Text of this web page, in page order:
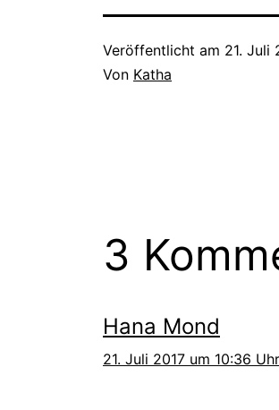
Veröffentlicht am 21. Juli
Von Katha
3
Hana Mond
21. Juli 2017 um 10:36 Uhr